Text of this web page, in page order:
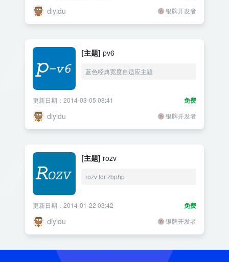
diyidu 银牌开发者
[主题] pv6
蓝色经典宽度自适应主题
免费
更新日期：2014-03-05 08:41
diyidu 银牌开发者
[主题] rozv
rozv for zbphp
免费
更新日期：2014-01-22 03:42
diyidu 银牌开发者